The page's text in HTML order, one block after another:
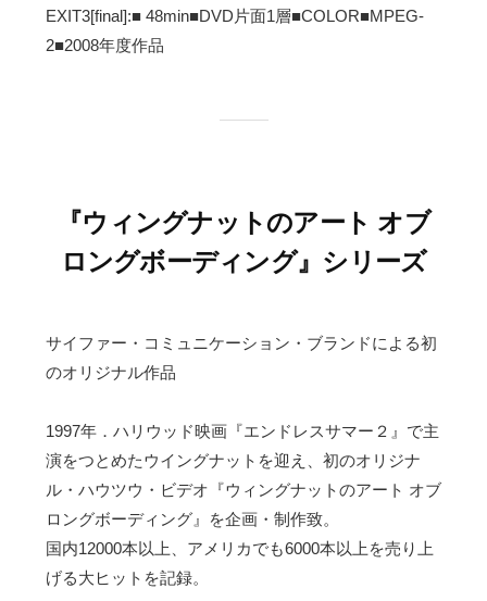
EXIT3[final]:■ 48min■DVD片面1層■COLOR■MPEG-
2■2008年度作品
『ウィングナットのアート オブ
ロングボーディング』シリーズ
サイファー・コミュニケーション・ブランドによる初
のオリジナル作品
1997年．ハリウッド映画『エンドレスサマー２』で主
演をつとめたウイングナットを迎え、初のオリジナ
ル・ハウツウ・ビデオ『ウィングナットのアート オブ
ロングボーディング』を企画・制作致。
国内12000本以上、アメリカでも6000本以上を売り上
げる大ヒットを記録。